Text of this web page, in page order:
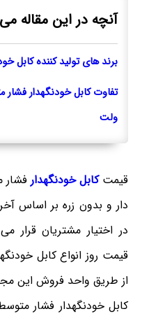
آنچه در این مقاله
برند های تولید کننده کابل
ولت
قیمتکابل خودنگهدار
دار و بدون زره بر اساس
در اختیار مشتریان قرار
از طریق واحد فروش این
کابل خودنگهدار فشار